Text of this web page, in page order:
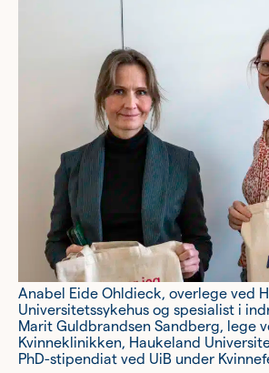
Anabel Eide Ohldieck, overlege ved
Universitetssykehus og spesialist i
Marit Guldbrandsen Sandberg, lege
Kvinneklinikken, Haukeland
PhD-stipendiat ved UiB under